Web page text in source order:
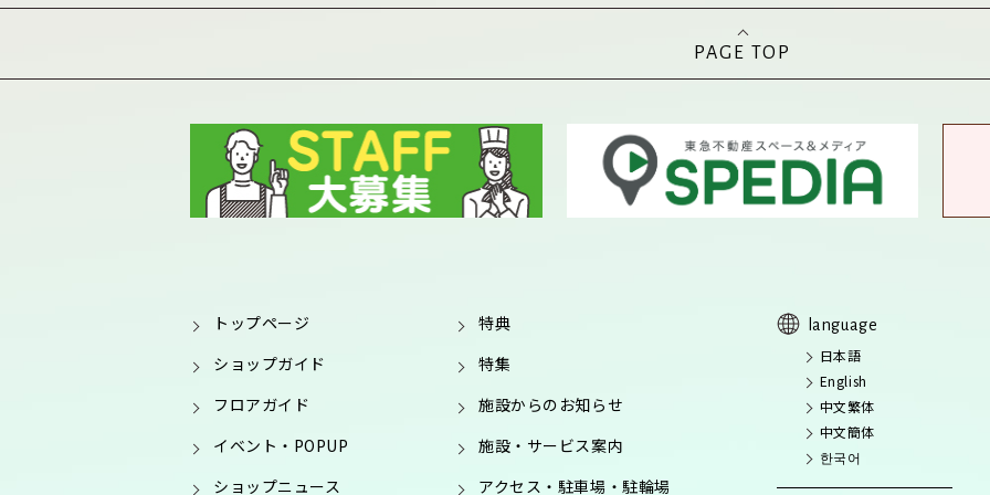
PAGE TOP
トップページ
ショップガイド
フロアガイド
イベント・POPUP
ショップニュース
特典
特集
施設からのお知らせ
施設・サービス案内
アクセス・駐車場・駐輪場
language
日本語
English
中文繁体
中文簡体
한국어